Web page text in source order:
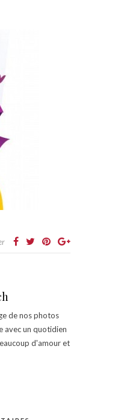
de nos photos
avec un quotidien
d'amour et